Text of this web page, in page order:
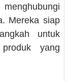
Mereka siap
untuk
yang